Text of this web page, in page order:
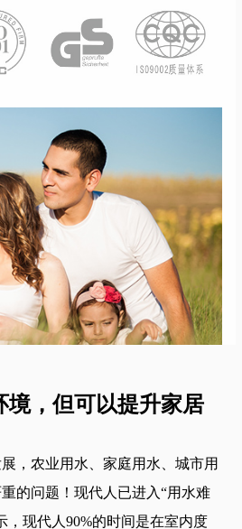
境，但可以提升家居
，农业用水、家庭用水、城市用
的问题！现代人已进入“用水难
，现代人90%的时间是在室内度